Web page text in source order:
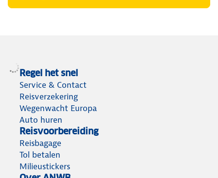
Regel het snel
Service & Contact
Reisverzekering
Wegenwacht Europa
Auto huren
Reisvoorbereiding
Reisbagage
Tol betalen
Milieustickers